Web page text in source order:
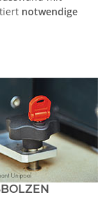
notwendige